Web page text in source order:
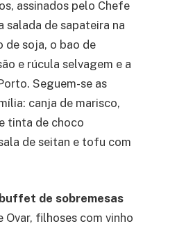
assinados pelo Chefe
salada de sapateira na
de soja, o bao de
e rúcula selvagem e a
Seguem-se as
canja de marisco,
tinta de choco
de seitan e tofu com
de sobremesas
Ovar, filhoses com vinho